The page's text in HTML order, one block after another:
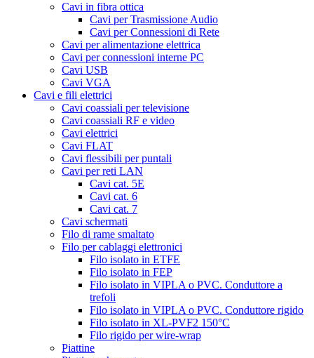
Cavi in fibra ottica
Cavi per Trasmissione Audio
Cavi per Connessioni di Rete
Cavi per alimentazione elettrica
Cavi per connessioni interne PC
Cavi USB
Cavi VGA
Cavi e fili elettrici
Cavi coassiali per televisione
Cavi coassiali RF e video
Cavi elettrici
Cavi FLAT
Cavi flessibili per puntali
Cavi per reti LAN
Cavi cat. 5E
Cavi cat. 6
Cavi cat. 7
Cavi schermati
Filo di rame smaltato
Filo per cablaggi elettronici
Filo isolato in ETFE
Filo isolato in FEP
Filo isolato in VIPLA o PVC. Conduttore a
trefoli
Filo isolato in VIPLA o PVC. Conduttore rigido
Filo isolato in XL-PVF2 150°C
Filo rigido per wire-wrap
Piattine